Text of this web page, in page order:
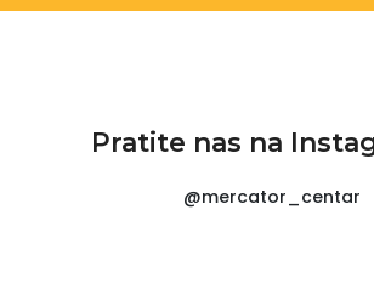
Pratite nas na
@mercator_centar